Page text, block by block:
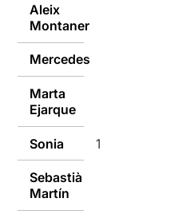
Aleix
Montaner
Mercedes
Marta
Ejarque
Sonia 10/01/2017
Sebastià
Martín